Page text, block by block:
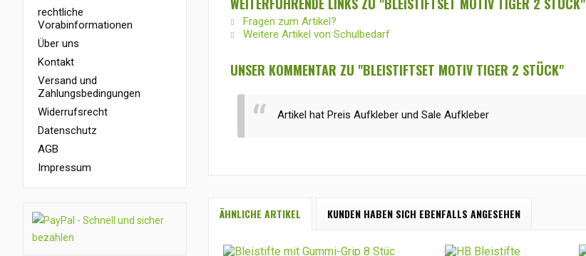
rechtliche
Vorabinformationen
Über uns
Kontakt
Versand und
Zahlungsbedingungen
Widerrufsrecht
Datenschutz
AGB
Impressum
Fragen zum Artikel?
Weitere Artikel von Schulbedarf
UNSER KOMMENTAR ZU "BLEISTIFTSET MOTIV TIGER 2 STÜCK"
Artikel hat Preis Aufkleber und Sale Aufkleber
ÄHNLICHE ARTIKEL KUNDEN HABEN SICH EBENFALLS ANGESEHEN